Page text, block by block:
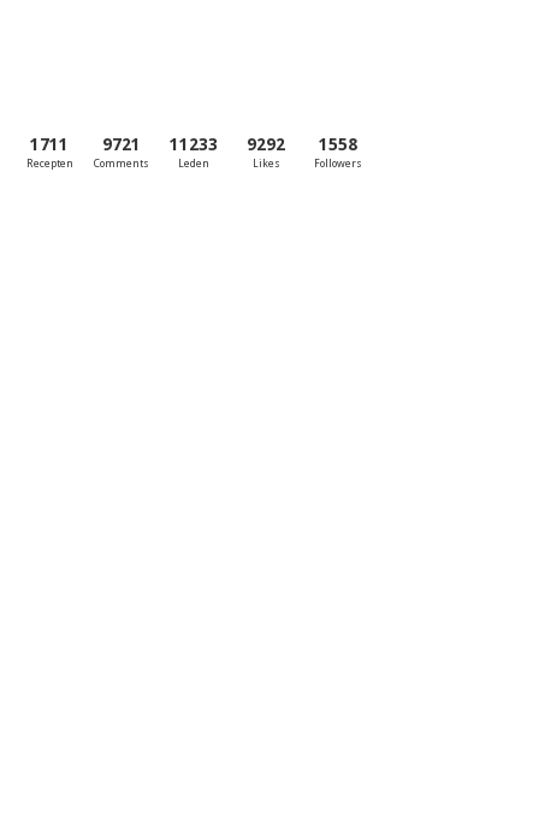
1711
Recepten
9721
Comments
11233
Leden
9292
Likes
1558
Followers